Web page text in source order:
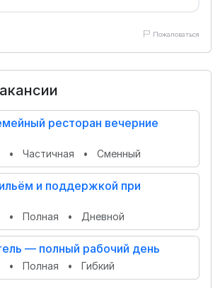
Пожаловаться
ресторан вечерние
• Частичная • Сменный
и поддержкой при
• Полная • Дневной
— полный рабочий день
• Полная • Гибкий